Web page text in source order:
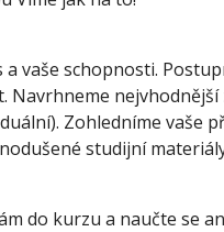
a vaše schopnosti.
Navrhneme nejvhodnější
Zohledníme vaše
studijní
do kurzu a naučte se